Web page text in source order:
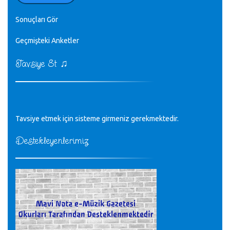
♪
sayın müfit bey bilgilerinizi kontrol edi 6440 sayılı cso
CÜNEYT BALKIZ - 15.11.2022
Sonuçları Gör
Geçmişteki Anketler
Tavsiye Et ♫
Tavsiye etmek için sisteme girmeniz gerekmektedir.
Destekleyenlerimiz